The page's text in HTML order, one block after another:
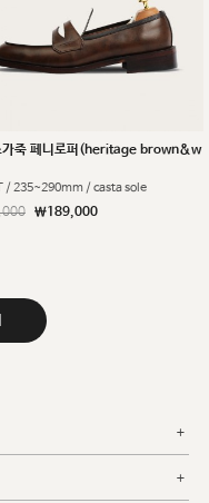
가죽 페니로퍼(heritage brown&w
/ 235~290mm / casta sole
￦189,000